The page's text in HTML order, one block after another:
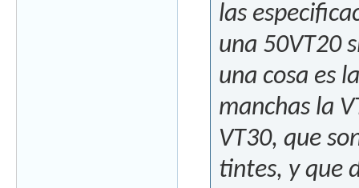
las
una 50VT20
una cosa es
manchas la
VT30, que
tintes, y que